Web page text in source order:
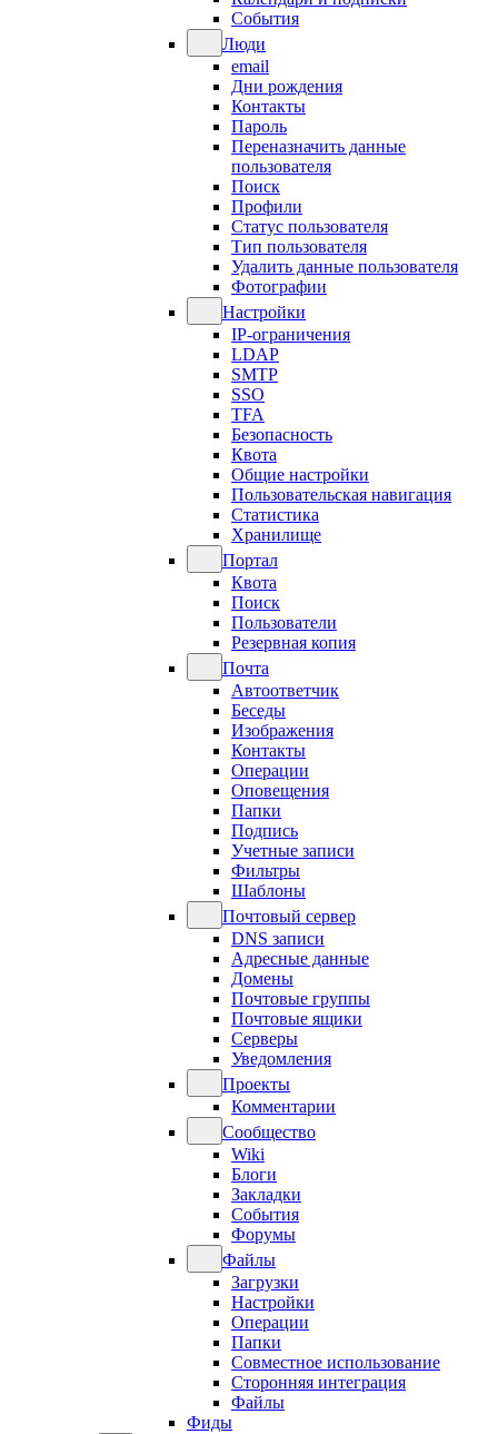
События
Люди
email
Дни рождения
Контакты
Пароль
Переназначить данные
пользователя
Поиск
Профили
Статус пользователя
Тип пользователя
Удалить данные пользователя
Фотографии
Настройки
IP-ограничения
LDAP
SMTP
SSO
TFA
Безопасность
Квота
Общие настройки
Пользовательская навигация
Статистика
Хранилище
Портал
Квота
Поиск
Пользователи
Резервная копия
Почта
Автоответчик
Беседы
Изображения
Контакты
Операции
Оповещения
Папки
Подпись
Учетные записи
Фильтры
Шаблоны
Почтовый сервер
DNS записи
Адресные данные
Домены
Почтовые группы
Почтовые ящики
Серверы
Уведомления
Проекты
Комментарии
Сообщество
Wiki
Блоги
Закладки
События
Форумы
Файлы
Загрузки
Настройки
Операции
Папки
Совместное использование
Сторонняя интеграция
Файлы
Фиды